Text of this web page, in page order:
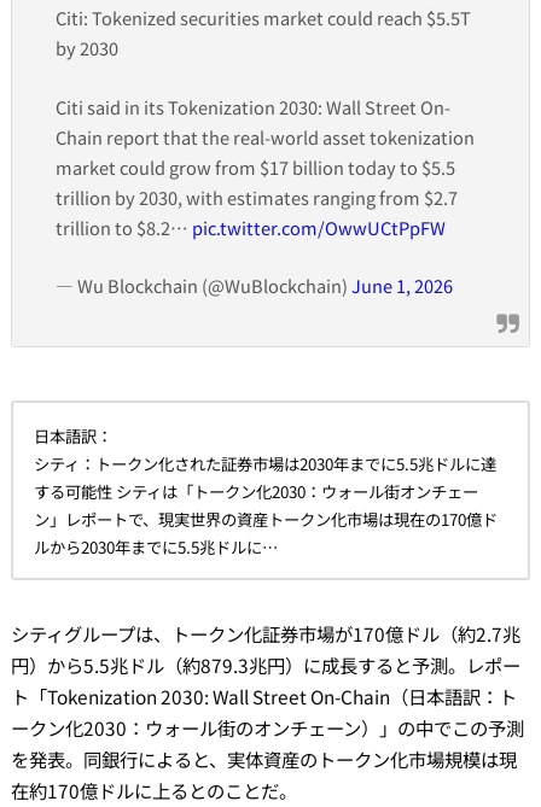
Citi: Tokenized securities market could reach $5.5T
by 2030
Citi said in its Tokenization 2030: Wall Street On-
Chain report that the real-world asset tokenization
market could grow from $17 billion today to $5.5
trillion by 2030, with estimates ranging from $2.7
trillion to $8.2… pic.twitter.com/OwwUCtPpFW
— Wu Blockchain (@WuBlockchain)June 1, 2026
日本語訳：
シティ：トークン化された証券市場は2030年までに5.5兆ドルに達
する可能性 シティは「トークン化2030：ウォール街オンチェー
ン」レポートで、現実世界の資産トークン化市場は現在の170億ド
ルから2030年までに5.5兆ドルに…
シティグループは、トークン化証券市場が170億ドル（約2.7兆
円）から5.5兆ドル（約879.3兆円）に成長すると予測。レポー
ト「Tokenization 2030: Wall Street On-Chain（日本語訳：ト
ークン化2030：ウォール街のオンチェーン）」の中でこの予測
を発表。同銀行によると、実体資産のトークン化市場規模は現
在約170億ドルに上るとのことだ。